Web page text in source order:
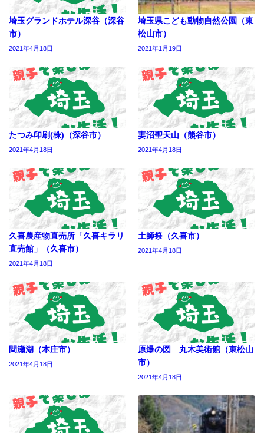
埼玉グランドホテル深谷（深谷
市）
2021年4月18日
埼玉県こども動物自然公園（東
松山市）
2021年1月19日
たつみ印刷(株)（深谷市）
2021年4月18日
妻沼聖天山（熊谷市）
2021年4月18日
久喜農産物直売所「久喜キラリ
直売館」（久喜市）
2021年4月18日
土師祭（久喜市）
2021年4月18日
間瀬湖（本庄市）
2021年4月18日
原爆の図 丸木美術館（東松山
市）
2021年4月18日